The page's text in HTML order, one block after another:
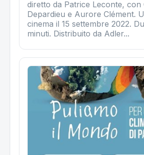
diretto da Patrice Leconte, con
Depardieu e Aurore Clément.
cinema il 15 settembre 2022.
minuti. Distribuito da Adler...